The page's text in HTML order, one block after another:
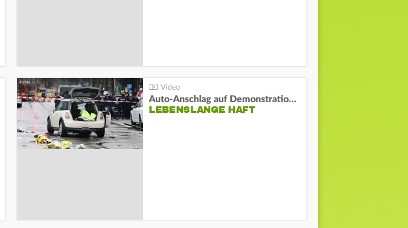
Auto-Anschlag auf Demonstration in München:
LEBENSLANGE HAFT